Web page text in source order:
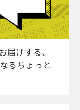
届けする、
るちょっと